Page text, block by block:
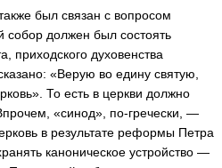
был связан с вопросом
собор должен был состоять
приходского духовенства
«Верую во едину святую,
То есть в церкви должно
«синод», по-гречески, —
в результате реформы Петра
каноническое устройство —